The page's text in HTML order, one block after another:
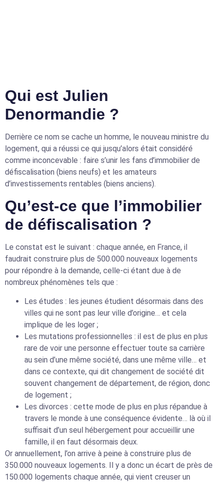
Qui est Julien
Denormandie ?
Derrière ce nom se cache un homme, le nouveau ministre du
logement, qui a réussi ce qui jusqu’alors était considéré
comme inconcevable : faire s’unir les fans d’immobilier de
défiscalisation (biens neufs) et les amateurs
d’investissements rentables (biens anciens).
Qu’est-ce que l’immobilier
de défiscalisation ?
Le constat est le suivant : chaque année, en France, il
faudrait construire plus de 500.000 nouveaux logements
pour répondre à la demande, celle-ci étant due à de
nombreux phénomènes tels que :
Les études : les jeunes étudient désormais dans des
villes qui ne sont pas leur ville d’origine… et cela
implique de les loger ;
Les mutations professionnelles : il est de plus en plus
rare de voir une personne effectuer toute sa carrière
au sein d’une même société, dans une même ville… et
dans ce contexte, qui dit changement de société dit
souvent changement de département, de région, donc
de logement ;
Les divorces : cette mode de plus en plus répandue à
travers le monde à une conséquence évidente… là où il
suffisait d’un seul hébergement pour accueillir une
famille, il en faut désormais deux.
Or annuellement, l’on arrive à peine à construire plus de
350.000 nouveaux logements. Il y a donc un écart de près de
150.000 logements chaque année, qui vient creuser un